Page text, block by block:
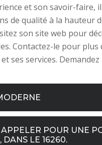
et son savoir-faire,
de qualité à la hauteur
son site web pour
Contactez-le pour plus
ses services.
POUR UNE
DANS LE 16260.